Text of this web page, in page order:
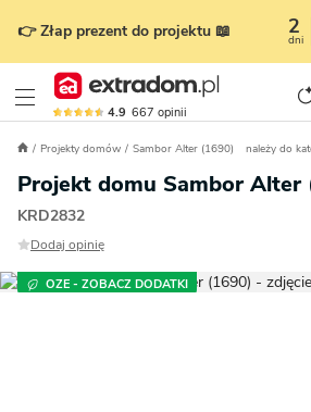
👉 Złap prezent do projektu 📖 2
dni
4.9 667 opinii
Projekty domów Sambor Alter (1690) należy do
Projekt domu Sambor Alter
KRD2832
Dodaj opinię
OZE - ZOBACZ DODATKI